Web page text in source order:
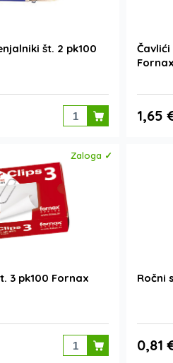
št. 2 pk100
1,65
Zaloga ✓
3 pk100 Fornax
Ročni
0,81